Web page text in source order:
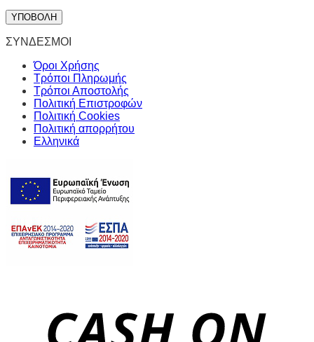
ΣΥΝΔΕΣΜΟΙ
Όροι Χρήσης
Τρόποι Πληρωμής
Τρόποι Αποστολής
Πολιτική Επιστροφών
Πολιτική Cookies
Πολιτική απορρήτου
Ελληνικά